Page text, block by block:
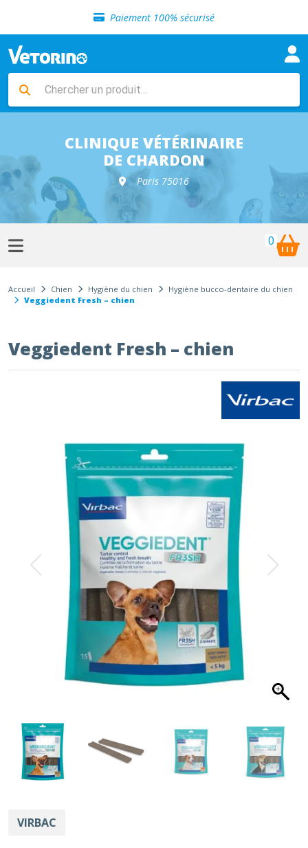
Paiement 100% sécurisé
Livraison gratuite en clinique vétérinaire
Sélection de croquettes vétérinaire
Livraison gratuite en clinique vétérinaire
Retour gratuit en clinique
CLINIQUE VÉTÉRINAIRE
DE CHARDON
Paris 75016
0
Accueil Chien Hygiène du chien
Hygiène bucco-dentaire du chien
Veggiedent Fresh – chien
VIRBAC
Veggiedent Fresh – chien